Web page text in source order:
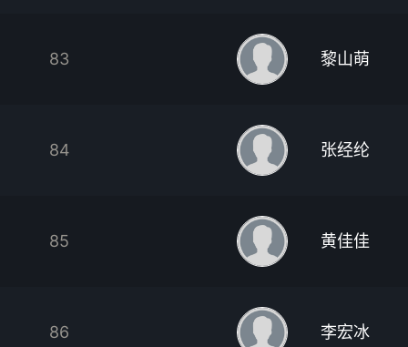
83 黎山萌
84 张经纶
85 黄佳佳
86 李宏冰